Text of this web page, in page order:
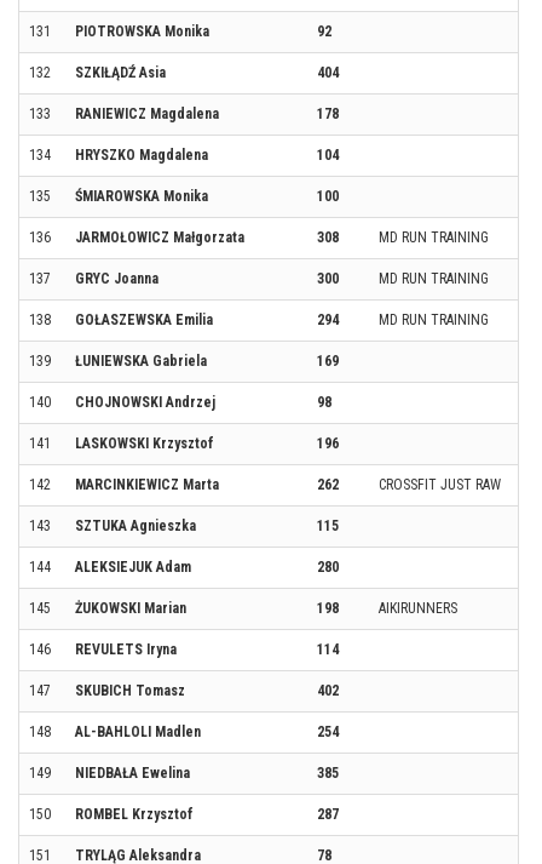
131 PIOTROWSKA Monika 92
132 SZKIŁĄDŹ Asia 404
133 RANIEWICZ Magdalena 178
134 HRYSZKO Magdalena 104
135 ŚMIAROWSKA Monika 100
136 JARMOŁOWICZ Małgorzata 308 MD RUN TRAINING
137 GRYC Joanna 300 MD RUN TRAINING
138 GOŁASZEWSKA Emilia 294 MD RUN TRAINING
139 ŁUNIEWSKA Gabriela 169
140 CHOJNOWSKI Andrzej 98
141 LASKOWSKI Krzysztof 196
142 MARCINKIEWICZ Marta 262 CROSSFIT JUST RAW
143 SZTUKA Agnieszka 115
144 ALEKSIEJUK Adam 280
145 ŻUKOWSKI Marian 198 AIKIRUNNERS
146 REVULETS Iryna 114
147 SKUBICH Tomasz 402
148 AL-BAHLOLI Madlen 254
149 NIEDBAŁA Ewelina 385
150 ROMBEL Krzysztof 287
151 TRYLĄG Aleksandra 78